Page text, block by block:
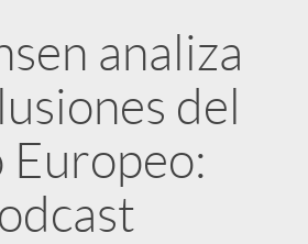
analiza
del
Europeo: